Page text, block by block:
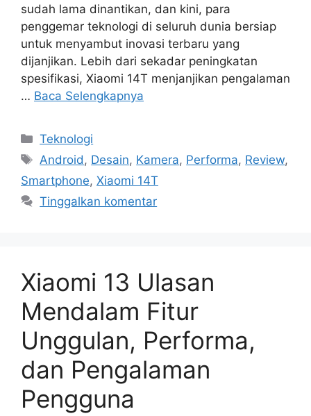
sudah lama dinantikan, dan kini, para
penggemar teknologi di seluruh dunia bersiap
untuk menyambut inovasi terbaru yang
dijanjikan. Lebih dari sekadar peningkatan
spesifikasi, Xiaomi 14T menjanjikan pengalaman
… Baca Selengkapnya
Kategori
Teknologi
Tag
Android, Desain, Kamera, Performa, Review,
Smartphone, Xiaomi 14T
Tinggalkan komentar
Xiaomi 13 Ulasan
Mendalam Fitur
Unggulan, Performa,
dan Pengalaman
Pengguna